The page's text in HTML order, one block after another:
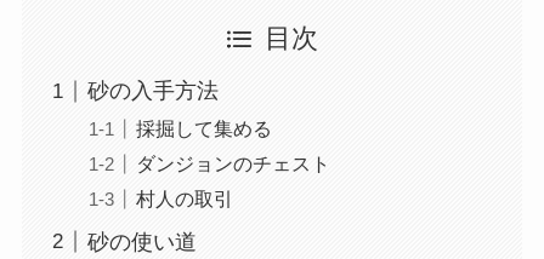
目次
砂の入手方法
採掘して集める
ダンジョンのチェスト
村人の取引
砂の使い道